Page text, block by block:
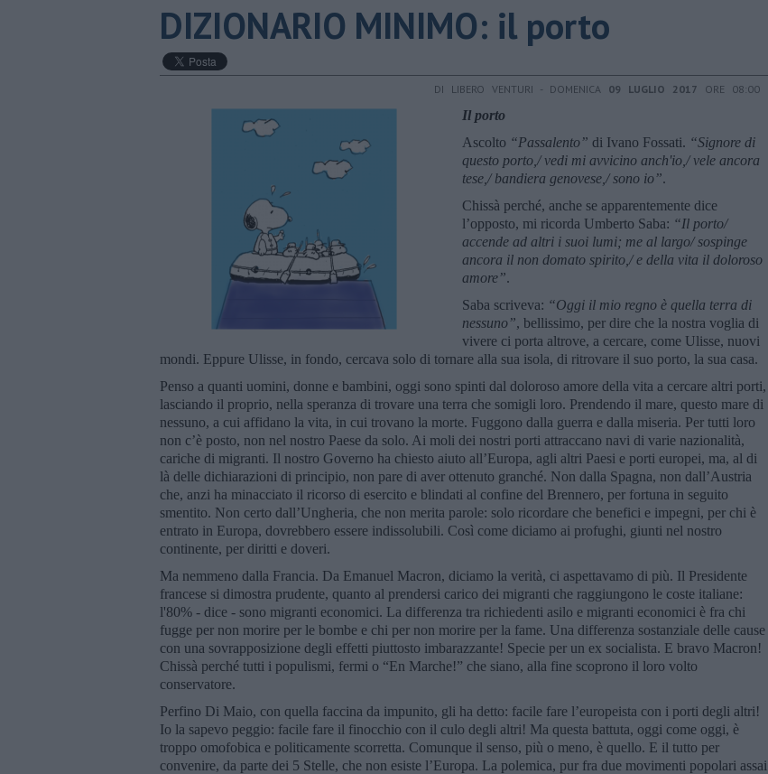
DIZIONARIO MINIMO: il porto
DI LIBERO VENTURI - DOMENICA 09 LUGLIO 2017 ORE 08:00
Il porto
Ascolto “Passalento” di Ivano Fossati. “Signore di
questo porto,/ vedi mi avvicino anch'io,/ vele ancora
tese,/ bandiera genovese,/ sono io”.
Chissà perché, anche se apparentemente dice
l’opposto, mi ricorda Umberto Saba: “Il porto/
accende ad altri i suoi lumi; me al largo/ sospinge
ancora il non domato spirito,/ e della vita il doloroso
amore”.
Saba scriveva: “Oggi il mio regno è quella terra di
nessuno”, bellissimo, per dire che la nostra voglia di
vivere ci porta altrove, a cercare, come Ulisse, nuovi
mondi. Eppure Ulisse, in fondo, cercava solo di tornare alla sua isola, di ritrovare il suo porto, la sua casa.
Penso a quanti uomini, donne e bambini, oggi sono spinti dal doloroso amore della vita a cercare altri porti,
lasciando il proprio, nella speranza di trovare una terra che somigli loro. Prendendo il mare, questo mare di
nessuno, a cui affidano la vita, in cui trovano la morte. Fuggono dalla guerra e dalla miseria. Per tutti loro
non c’è posto, non nel nostro Paese da solo. Ai moli dei nostri porti attraccano navi di varie nazionalità,
cariche di migranti. Il nostro Governo ha chiesto aiuto all’Europa, agli altri Paesi e porti europei, ma, al di
là delle dichiarazioni di principio, non pare di aver ottenuto granché. Non dalla Spagna, non dall’Austria
che, anzi ha minacciato il ricorso di esercito e blindati al confine del Brennero, per fortuna in seguito
smentito. Non certo dall’Ungheria, che non merita parole: solo ricordare che benefici e impegni, per chi è
entrato in Europa, dovrebbero essere indissolubili. Così come diciamo ai profughi, giunti nel nostro
continente, per diritti e doveri.
Ma nemmeno dalla Francia. Da Emanuel Macron, diciamo la verità, ci aspettavamo di più. Il Presidente
francese si dimostra prudente, quanto al prendersi carico dei migranti che raggiungono le coste italiane:
l'80% - dice - sono migranti economici. La differenza tra richiedenti asilo e migranti economici è fra chi
fugge per non morire per le bombe e chi per non morire per la fame. Una differenza sostanziale delle cause
con una sovrapposizione degli effetti piuttosto imbarazzante! Specie per un ex socialista. E bravo Macron!
Chissà perché tutti i populismi, fermi o “En Marche!” che siano, alla fine scoprono il loro volto
conservatore.
Perfino Di Maio, con quella faccina da impunito, gli ha detto: facile fare l’europeista con i porti degli altri!
Io la sapevo peggio: facile fare il finocchio con il culo degli altri! Ma questa battuta, oggi come oggi, è
troppo omofobica e politicamente scorretta. Comunque il senso, più o meno, è quello. E il tutto per
convenire, da parte dei 5 Stelle, che non esiste l’Europa. La polemica, pur fra due movimenti popolari assai